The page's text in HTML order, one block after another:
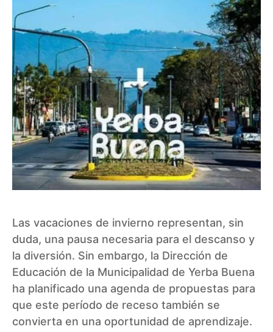
Las vacaciones de invierno representan, sin
duda, una pausa necesaria para el descanso y
la diversión. Sin embargo, la Dirección de
Educación de la Municipalidad de Yerba Buena
ha planificado una agenda de propuestas para
que este período de receso también se
convierta en una oportunidad de aprendizaje.